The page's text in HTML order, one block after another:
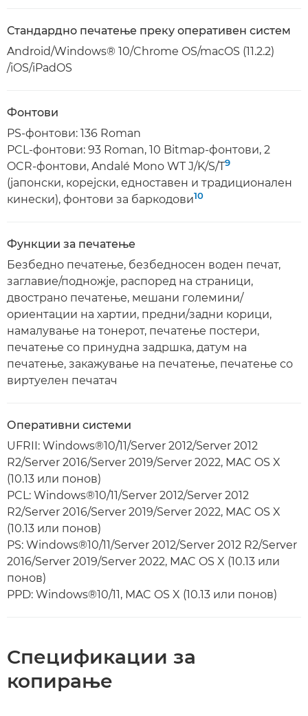
Стандардно печатење преку оперативен систем
Android/Windows® 10/Chrome OS/macOS (11.2.2)
/iOS/iPadOS
Фонтови
PS-фонтови: 136 Roman
PCL-фонтови: 93 Roman, 10 Bitmap-фонтови, 2
OCR-фонтови, Andalé Mono WT J/K/S/T9
(јапонски, корејски, едноставен и традиционален
кинески), фонтови за баркодови10
Функции за печатење
Безбедно печатење, безбедносен воден печат,
заглавие/подножје, распоред на страници,
двострано печатење, мешани големини/
ориентации на хартии, предни/задни корици,
намалување на тонерот, печатење постери,
печатење со принудна задршка, датум на
печатење, закажување на печатење, печатење со
виртуелен печатач
Оперативни системи
UFRII: Windows®10/11/Server 2012/Server 2012
R2/Server 2016/Server 2019/Server 2022, MAC OS X
(10.13 или понов)
PCL: Windows®10/11/Server 2012/Server 2012
R2/Server 2016/Server 2019/Server 2022, MAC OS X
(10.13 или понов)
PS: Windows®10/11/Server 2012/Server 2012 R2/Server
2016/Server 2019/Server 2022, MAC OS X (10.13 или
понов)
PPD: Windows®10/11, MAC OS X (10.13 или понов)
Спецификации за
копирање